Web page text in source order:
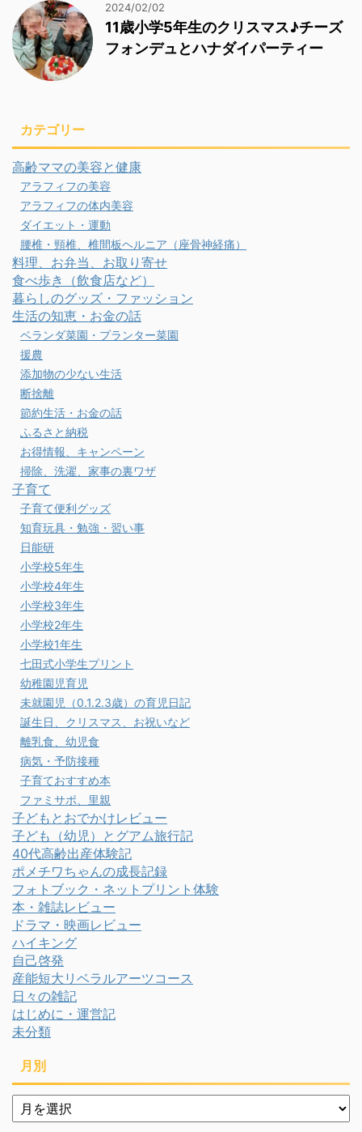
2024/02/02
11歳小学5年生のクリスマス♪チーズ
フォンデュとハナダイパーティー
カテゴリー
高齢ママの美容と健康
アラフィフの美容
アラフィフの体内美容
ダイエット・運動
腰椎・頸椎、椎間板ヘルニア（座骨神経痛）
料理、お弁当、お取り寄せ
食べ歩き（飲食店など）
暮らしのグッズ・ファッション
生活の知恵・お金の話
ベランダ菜園・プランター菜園
援農
添加物の少ない生活
断捨離
節約生活・お金の話
ふるさと納税
お得情報、キャンペーン
掃除、洗濯、家事の裏ワザ
子育て
子育て便利グッズ
知育玩具・勉強・習い事
日能研
小学校5年生
小学校4年生
小学校3年生
小学校2年生
小学校1年生
七田式小学生プリント
幼稚園児育児
未就園児（0.1.2.3歳）の育児日記
誕生日、クリスマス、お祝いなど
離乳食、幼児食
病気・予防接種
子育ておすすめ本
ファミサポ、里親
子どもとおでかけレビュー
子ども（幼児）とグアム旅行記
40代高齢出産体験記
ポメチワちゃんの成長記録
フォトブック・ネットプリント体験
本・雑誌レビュー
ドラマ・映画レビュー
ハイキング
自己啓発
産能短大リベラルアーツコース
日々の雑記
はじめに・運営記
未分類
月別
月
別